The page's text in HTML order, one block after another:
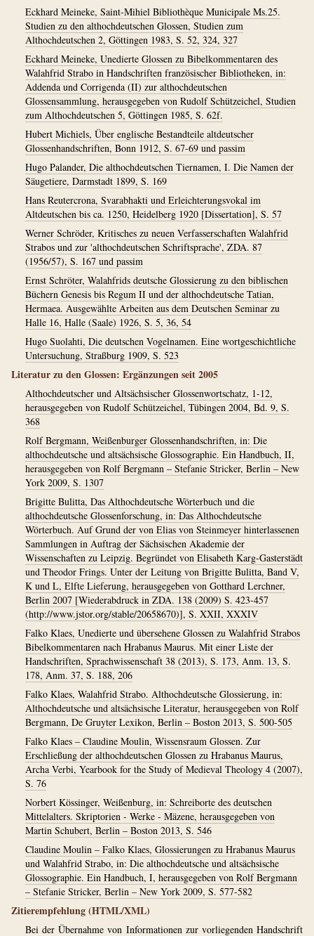
Eckhard Meineke, Saint-Mihiel Bibliothèque Municipale Ms.25.
Studien zu den althochdeutschen Glossen, Studien zum
Althochdeutschen 2, Göttingen 1983, S. 52, 324, 327
Eckhard Meineke, Unedierte Glossen zu Bibelkommentaren des
Walahfrid Strabo in Handschriften französischer Bibliotheken, in:
Addenda und Corrigenda (II) zur althochdeutschen
Glossensammlung, herausgegeben von Rudolf Schützeichel, Studien
zum Althochdeutschen 5, Göttingen 1985, S. 62f.
Hubert Michiels, Über englische Bestandteile altdeutscher
Glossenhandschriften, Bonn 1912, S. 67-69 und passim
Hugo Palander, Die althochdeutschen Tiernamen, I. Die Namen der
Säugetiere, Darmstadt 1899, S. 169
Hans Reutercrona, Svarabhakti und Erleichterungsvokal im
Altdeutschen bis ca. 1250, Heidelberg 1920 [Dissertation], S. 57
Werner Schröder, Kritisches zu neuen Verfasserschaften Walahfrid
Strabos und zur 'althochdeutschen Schriftsprache', ZDA. 87
(1956/57), S. 167 und passim
Ernst Schröter, Walahfrids deutsche Glossierung zu den biblischen
Büchern Genesis bis Regum II und der althochdeutsche Tatian,
Hermaea. Ausgewählte Arbeiten aus dem Deutschen Seminar zu
Halle 16, Halle (Saale) 1926, S. 5, 36, 54
Hugo Suolahti, Die deutschen Vogelnamen. Eine wortgeschichtliche
Untersuchung, Straßburg 1909, S. 523
Literatur zu den Glossen: Ergänzungen seit 2005
Althochdeutscher und Altsächsischer Glossenwortschatz, 1-12,
herausgegeben von Rudolf Schützeichel, Tübingen 2004, Bd. 9, S.
368
Rolf Bergmann, Weißenburger Glossenhandschriften, in: Die
althochdeutsche und altsächsische Glossographie. Ein Handbuch, II,
herausgegeben von Rolf Bergmann – Stefanie Stricker, Berlin – New
York 2009, S. 1307
Brigitte Bulitta, Das Althochdeutsche Wörterbuch und die
althochdeutsche Glossenforschung, in: Das Althochdeutsche
Wörterbuch. Auf Grund der von Elias von Steinmeyer hinterlassenen
Sammlungen in Auftrag der Sächsischen Akademie der
Wissenschaften zu Leipzig. Begründet von Elisabeth Karg-Gasterstädt
und Theodor Frings. Unter der Leitung von Brigitte Bulitta, Band V,
K und L, Elfte Lieferung, herausgegeben von Gotthard Lerchner,
Berlin 2007 [Wiederabdruck in ZDA. 138 (2009) S. 423-457
(http://www.jstor.org/stable/20658670)], S. XXII, XXXIV
Falko Klaes, Unedierte und übersehene Glossen zu Walahfrid Strabos
Bibelkommentaren nach Hrabanus Maurus. Mit einer Liste der
Handschriften, Sprachwissenschaft 38 (2013), S. 173, Anm. 13, S.
178, Anm. 37, S. 188, 206
Falko Klaes, Walahfrid Strabo. Althochdeutsche Glossierung, in:
Althochdeutsche und altsächsische Literatur, herausgegeben von Rolf
Bergmann, De Gruyter Lexikon, Berlin – Boston 2013, S. 500-505
Falko Klaes – Claudine Moulin, Wissensraum Glossen. Zur
Erschließung der althochdeutschen Glossen zu Hrabanus Maurus,
Archa Verbi, Yearbook for the Study of Medieval Theology 4 (2007),
S. 76
Norbert Kössinger, Weißenburg, in: Schreiborte des deutschen
Mittelalters. Skriptorien - Werke - Mäzene, herausgegeben von
Martin Schubert, Berlin – Boston 2013, S. 546
Claudine Moulin – Falko Klaes, Glossierungen zu Hrabanus Maurus
und Walahfrid Strabo, in: Die althochdeutsche und altsächsische
Glossographie. Ein Handbuch, I, herausgegeben von Rolf Bergmann
– Stefanie Stricker, Berlin – New York 2009, S. 577-582
Zitierempfehlung (HTML/XML)
Bei der Übernahme von Informationen zur vorliegenden Handschrift